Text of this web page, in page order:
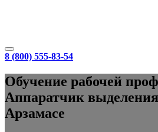
8 (800) 555-83-54
Обучение рабочей
Аппаратчик
Арзамасе